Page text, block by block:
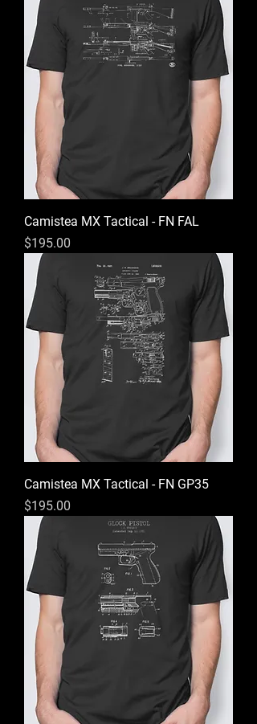
Camistea MX Tactical - FN FAL
Precio
$195.00
Camistea MX Tactical - FN GP35
Precio
$195.00